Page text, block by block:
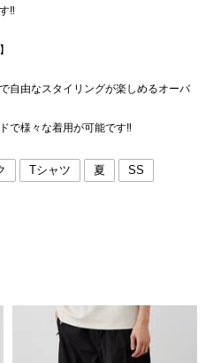
‼️
自由なスタイリングが楽しめるオーバ
で様々な着用が可能です‼️
Tシャツ 夏 SS